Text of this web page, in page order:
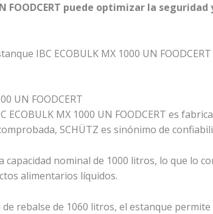
FOODCERT puede optimizar la
IBC ECOBULK MX 1000 UN
UN FOODCERT
ECOBULK MX 1000 UN FOODCERT es
SCHÜTZ es sinónimo de
capacidad nominal de 1000 litros, lo que lo
alimentarios líquidos.
de rebalse de 1060 litros, el estanque